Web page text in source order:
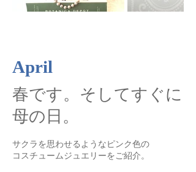
April
​春です。そしてすぐに
母の日。
サクラを思わせるようなピンク色の
コスチュームジュエリーをご紹介。